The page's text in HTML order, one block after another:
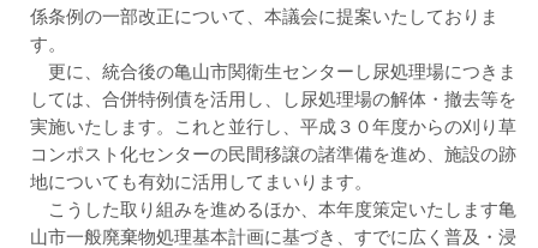
係条例の一部改正について、本議会に提案いたしておりま
す。
更に、統合後の亀山市関衛生センターし尿処理場につきま
しては、合併特例債を活用し、し尿処理場の解体・撤去等を
実施いたします。これと並行し、平成３０年度からの刈り草
コンポスト化センターの民間移譲の諸準備を進め、施設の跡
地についても有効に活用してまいります。
こうした取り組みを進めるほか、本年度策定いたします亀
山市一般廃棄物処理基本計画に基づき、すでに広く普及・浸